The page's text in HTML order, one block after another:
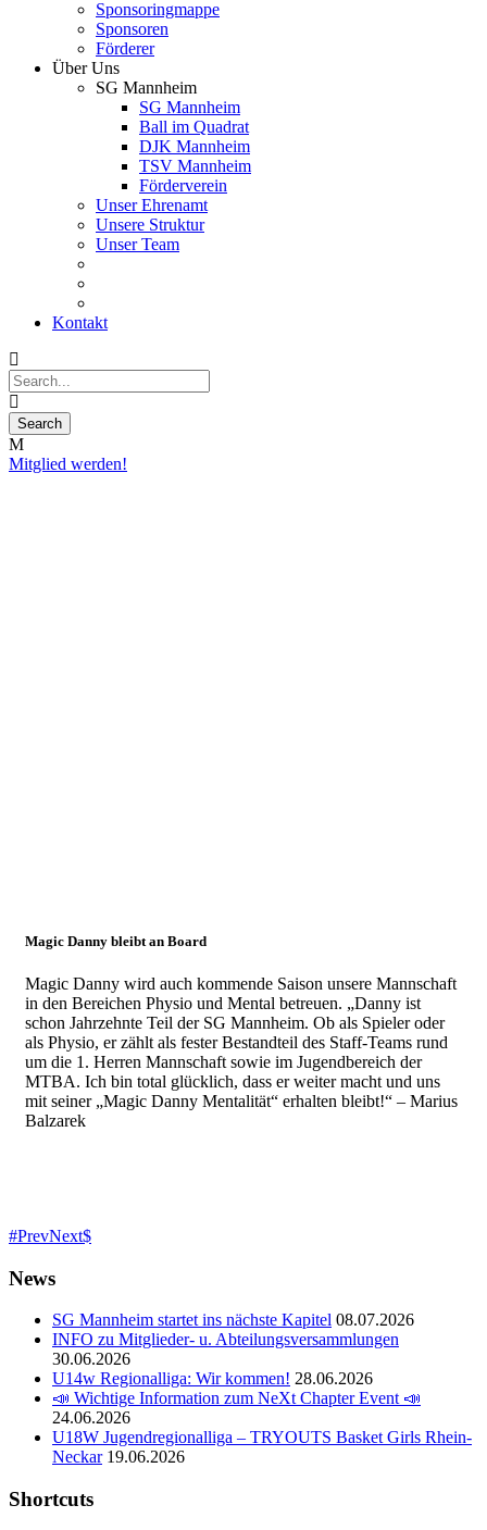
Sponsoringmappe
Sponsoren
Förderer
Über Uns
SG Mannheim
SG Mannheim
Ball im Quadrat
DJK Mannheim
TSV Mannheim
Förderverein
Unser Ehrenamt
Unsere Struktur
Unser Team
Kontakt
Mitglied werden!
Magic Danny bleibt an Board
Magic Danny wird auch kommende Saison unsere Mannschaft
in den Bereichen Physio und Mental betreuen. „Danny ist
schon Jahrzehnte Teil der SG Mannheim. Ob als Spieler oder
als Physio, er zählt als fester Bestandteil des Staff-Teams rund
um die 1. Herren Mannschaft sowie im Jugendbereich der
MTBA. Ich bin total glücklich, dass er weiter macht und uns
mit seiner „Magic Danny Mentalität“ erhalten bleibt!“ – Marius
Balzarek
PrevNext
News
SG Mannheim startet ins nächste Kapitel 08.07.2026
INFO zu Mitglieder- u. Abteilungsversammlungen
30.06.2026
U14w Regionalliga: Wir kommen! 28.06.2026
📣 Wichtige Information zum NeXt Chapter Event 📣
24.06.2026
U18W Jugendregionalliga – TRYOUTS Basket Girls Rhein-
Neckar 19.06.2026
Shortcuts